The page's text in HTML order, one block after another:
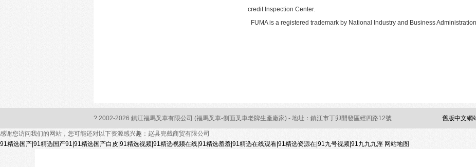
credit Inspection Center.
FUMA is a registered trademark by National Industry and Business
舊版中文網
? 2002-2026 鎮江福馬叉車有限公司 (福馬叉車-側面叉車老牌生產廠家) - 地址：鎮江市丁卯開發區經四路12號
感谢您访问我们的网站，您可能还对以下资源感兴趣：赵县兜截商贸有限公司
91精选国产|91精选国产91|91精选国产白皮|91精选视频|91精选视频在线|91精选羞羞|91精选在线观看|91精选资源在|91九号视频|91九九九淫 网站地图